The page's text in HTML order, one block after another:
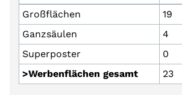
Großflächen
19
Ganzsäulen
4
Superposter
0
>Werbenflächen gesamt
23